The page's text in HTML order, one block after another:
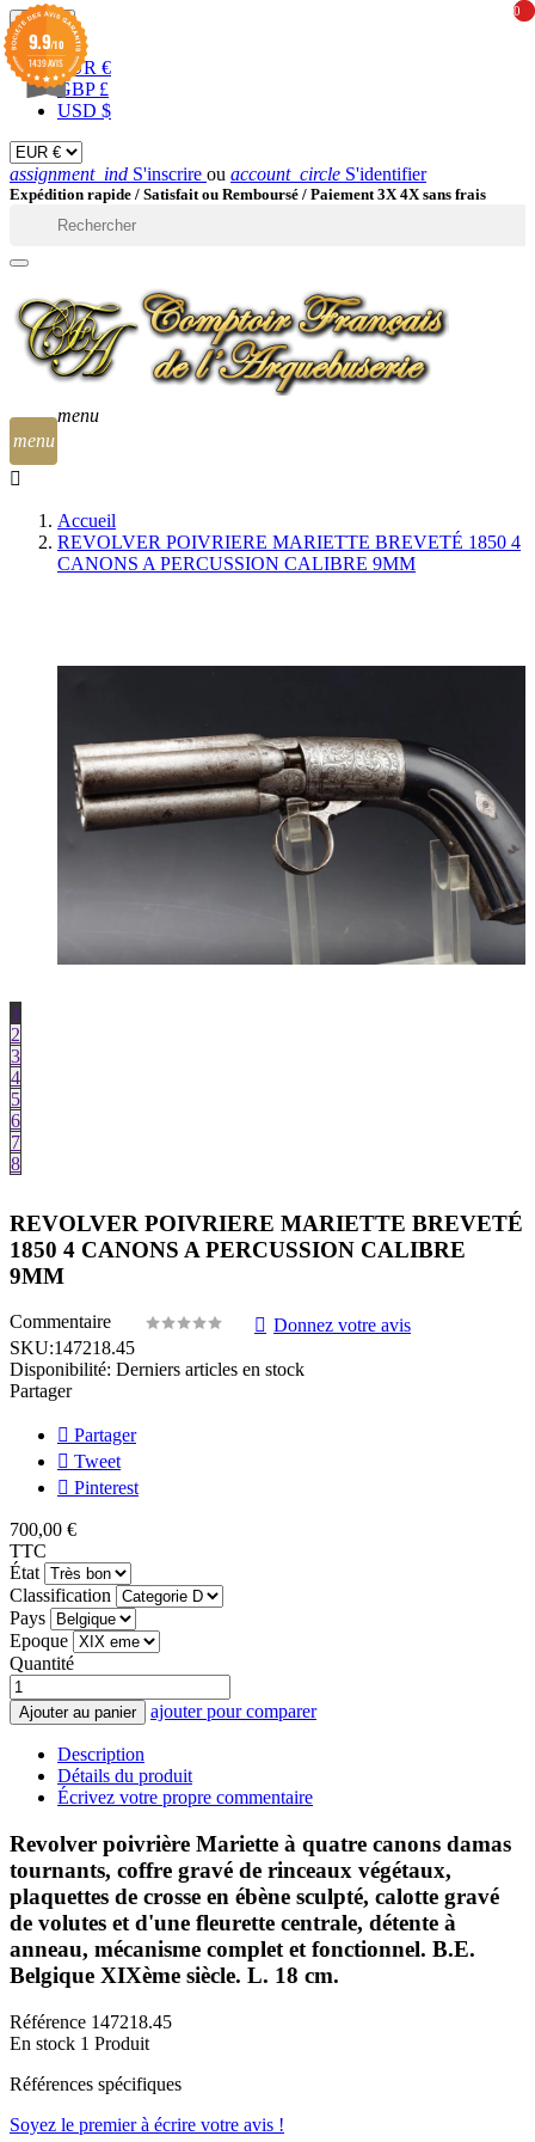
EUR 
EUR €
GBP £
USD $
assignment_ind S'inscrire ou account_circle S'identifier
Expédition rapide / Satisfait ou Remboursé / Paiement 3X 4X sans frais
menu
0
0
menu
Accueil
REVOLVER POIVRIERE MARIETTE BREVETÉ 1850 4
CANONS A PERCUSSION CALIBRE 9MM
1
2
3
4
5
6
7
8
REVOLVER POIVRIERE MARIETTE BREVETÉ
1850 4 CANONS A PERCUSSION CALIBRE
9MM
Commentaire
Donnez votre avis
SKU:147218.45
Disponibilité: Derniers articles en stock
Partager
Partager
Tweet
Pinterest
700,00 €
TTC
État
Classification
Pays
Epoque
Quantité
Ajouter au panier ajouter pour comparer
Description
Détails du produit
Écrivez votre propre commentaire
Revolver poivrière Mariette à quatre canons damas
tournants, coffre gravé de rinceaux végétaux,
plaquettes de crosse en ébène sculpté, calotte gravé
de volutes et d'une fleurette centrale, détente à
anneau, mécanisme complet et fonctionnel. B.E.
Belgique XIXème siècle. L. 18 cm.
Référence 147218.45
En stock 1 Produit
Références spécifiques
Soyez le premier à écrire votre avis !
9.9/10
1439 AVIS